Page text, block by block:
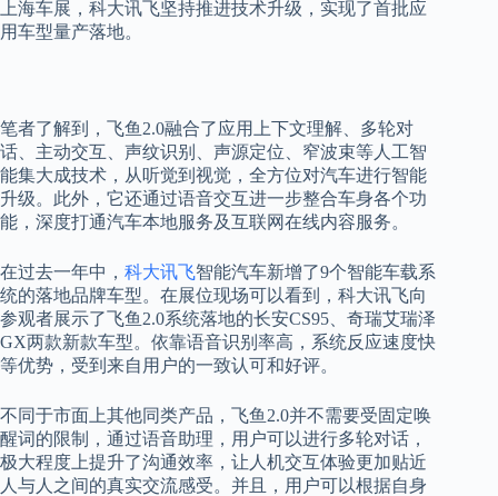
上海车展，科大讯飞坚持推进技术升级，实现了首批应
用车型量产落地。
笔者了解到，飞鱼2.0融合了应用上下文理解、多轮对
话、主动交互、声纹识别、声源定位、窄波束等人工智
能集大成技术，从听觉到视觉，全方位对汽车进行智能
升级。此外，它还通过语音交互进一步整合车身各个功
能，深度打通汽车本地服务及互联网在线内容服务。
在过去一年中， 科大讯飞智能汽车新增了9个智能车载系
统的落地品牌车型。在展位现场可以看到，科大讯飞向
参观者展示了飞鱼2.0系统落地的长安CS95、奇瑞艾瑞泽
GX两款新款车型。依靠语音识别率高，系统反应速度快
等优势，受到来自用户的一致认可和好评。
不同于市面上其他同类产品，飞鱼2.0并不需要受固定唤
醒词的限制，通过语音助理，用户可以进行多轮对话，
极大程度上提升了沟通效率，让人机交互体验更加贴近
人与人之间的真实交流感受。并且，用户可以根据自身